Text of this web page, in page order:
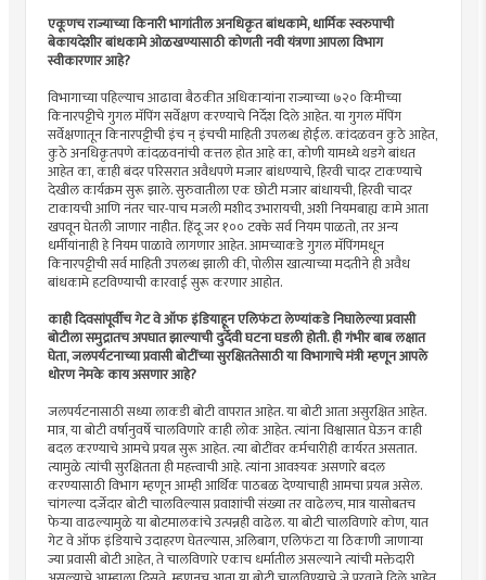
एकूणच राज्याच्या किनारी भागांतील अनधिकृत बांधकामे, धार्मिक स्वरुपाची
बेकायदेशीर बांधकामे ओळखण्यासाठी कोणती नवी यंत्रणा आपला विभाग
स्वीकारणार आहे?
विभागाच्या पहिल्याच आढावा बैठकीत अधिकार्‍यांना राज्याच्या ७२० किमीच्या
किनारपट्टीचे गुगल मॅपिंग सर्वेक्षण करण्याचे निर्देश दिले आहेत. या गुगल मॅपिंग
सर्वेक्षणातून किनारपट्टीची इंच न् इंचची माहिती उपलब्ध होईल. कांदळवन कुठे आहेत,
कुठे अनधिकृतपणे कांदळवनांची कत्तल होत आहे का, कोणी यामध्ये थडगे बांधत
आहेत का, काही बंदर परिसरात अवैधपणे मजार बांधण्याचे, हिरवी चादर टाकण्याचे
देखील कार्यक्रम सुरू झाले. सुरुवातीला एक छोटी मजार बांधायची, हिरवी चादर
टाकायची आणि नंतर चार-पाच मजली मशीद उभारायची, अशी नियमबाह्य कामे आता
खपवून घेतली जाणार नाहीत. हिंदू जर १०० टक्के सर्व नियम पाळतो, तर अन्य
धर्मीयांनाही हे नियम पाळावे लागणार आहेत. आमच्याकडे गुगल मॅपिंगमधून
किनारपट्टीची सर्व माहिती उपलब्ध झाली की, पोलीस खात्याच्या मदतीने ही अवैध
बांधकामे हटविण्याची कारवाई सुरू करणार आहोत.
काही दिवसांपूर्वीच गेट वे ऑफ इंडियाहून एलिफंटा लेण्यांकडे निघालेल्या प्रवासी
बोटीला समुद्रातच अपघात झाल्याची दुर्देवी घटना घडली होती. ही गंभीर बाब लक्षात
घेता, जलपर्यटनाच्या प्रवासी बोटींच्या सुरक्षिततेसाठी या विभागाचे मंत्री म्हणून आपले
धोरण नेमके काय असणार आहे?
जलपर्यटनासाठी सध्या लाकडी बोटी वापरात आहेत. या बोटी आता असुरक्षित आहेत.
मात्र, या बोटी वर्षानुवर्षे चालविणारे काही लोक आहेत. त्यांना विश्वासात घेऊन काही
बदल करण्याचे आमचे प्रयत्न सुरू आहेत. त्या बोटींवर कर्मचारीही कार्यरत असतात.
त्यामुळे त्यांची सुरक्षितता ही महत्त्वाची आहे. त्यांना आवश्यक असणारे बदल
करण्यासाठी विभाग म्हणून आम्ही आर्थिक पाठबळ देण्याचाही आमचा प्रयत्न असेल.
चांगल्या दर्जेदार बोटी चालविल्यास प्रवाशांची संख्या तर वाढेलच, मात्र यासोबतच
फेर्‍या वाढल्यामुळे या बोटमालकांचे उत्पन्नही वाढेल. या बोटी चालविणारे कोण, यात
गेट वे ऑफ इंडियाचे उदाहरण घेतल्यास, अलिबाग, एलिफंटा या ठिकाणी जाणार्‍या
ज्या प्रवासी बोटी आहेत, ते चालविणारे एकाच धर्मातील असल्याने त्यांची मक्तेदारी